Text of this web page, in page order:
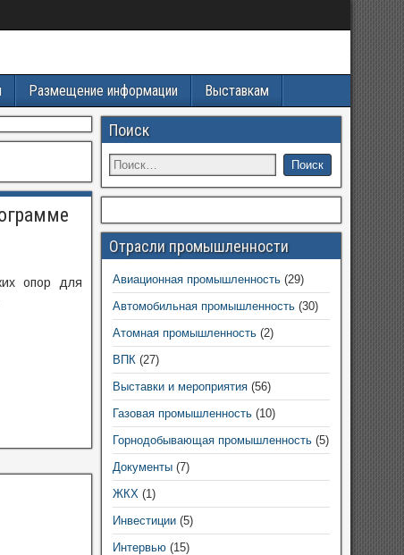
Размещение информации Выставкам
опор для
Поиск
Отрасли промышленности
Авиационная промышленность(29)
Автомобильная промышленность(30)
Атомная промышленность(2)
ВПК(27)
Выставки и мероприятия(56)
Газовая промышленность(10)
Горнодобывающая промышленность(5)
Документы(7)
ЖКХ(1)
Инвестиции(5)
Интервью(15)